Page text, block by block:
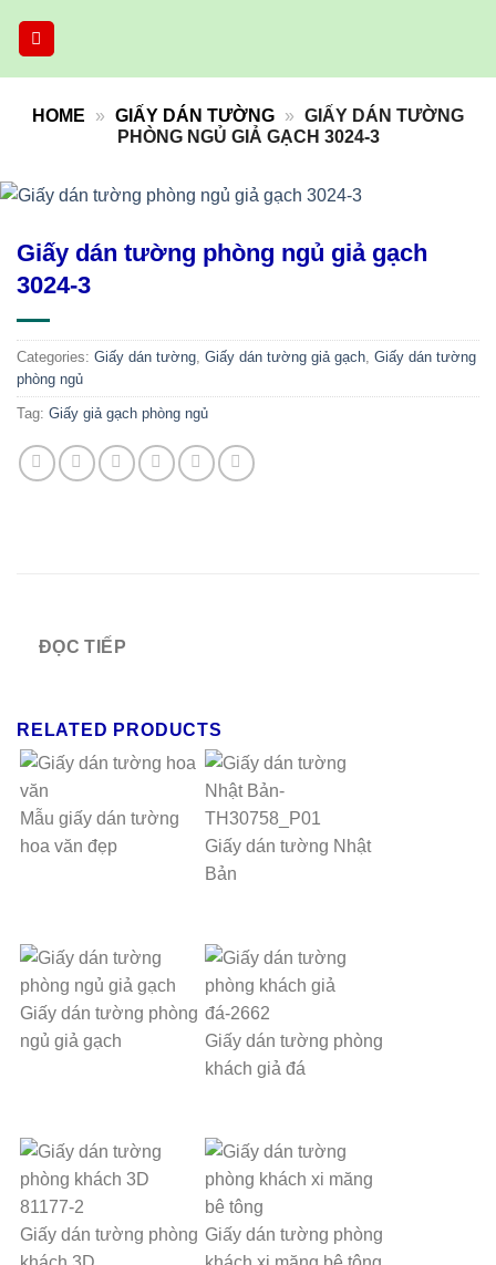
HOME » GIẤY DÁN TƯỜNG » GIẤY DÁN TƯỜNG
PHÒNG NGỦ GIẢ GẠCH 3024-3
Giấy dán tường phòng ngủ giả gạch
3024-3
Categories: Giấy dán tường, Giấy dán tường giả gạch, Giấy dán tường
phòng ngủ
Tag: Giấy giả gạch phòng ngủ
ĐỌC TIẾP
RELATED PRODUCTS
Mẫu giấy dán tường
hoa văn đẹp
Giấy dán tường Nhật
Bản
Giấy dán tường phòng
ngủ giả gạch
Giấy dán tường phòng
khách giả đá
Giấy dán tường phòng Giấy dán tường phòng